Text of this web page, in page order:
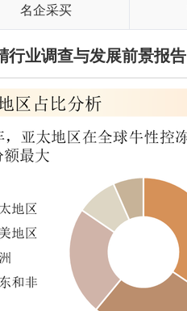
名企采买
业调查与发展前景报告